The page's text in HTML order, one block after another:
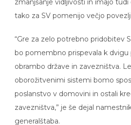
tako za SV pomenijo večjo
bo pomembno prispevala k dvigu
obrambo države in zavezništva.
poslanstvo v domovini in ostali
zavezništva,” je še dejal namestnik